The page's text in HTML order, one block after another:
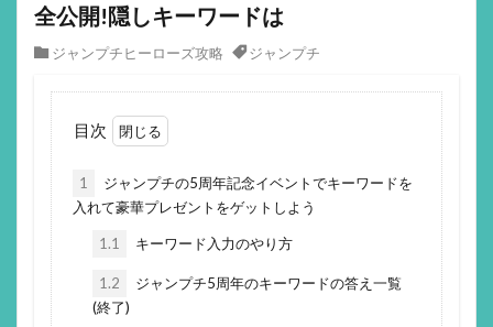
全公開!隠しキーワードは
ジャンプチヒーローズ攻略 ジャンプチ
目次
1
ジャンプチの5周年記念イベントでキーワードを
入れて豪華プレゼントをゲットしよう
1.1 キーワード入力のやり方
1.2
ジャンプチ5周年のキーワードの答え一覧
(終了)